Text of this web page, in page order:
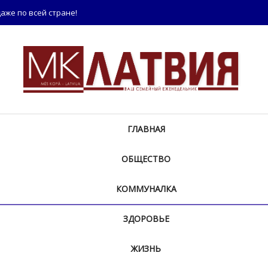
по всей стране!
ГЛАВНАЯ
ОБЩЕСТВО
КОММУНАЛКА
ЗДОРОВЬЕ
ЖИЗНЬ